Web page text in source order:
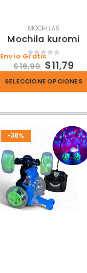
MOCHILAS
Mochila kuromi
0 out of 5
$16,99 $11,79
Envío Gratis
SELECCIONE OPCIONES
-38%